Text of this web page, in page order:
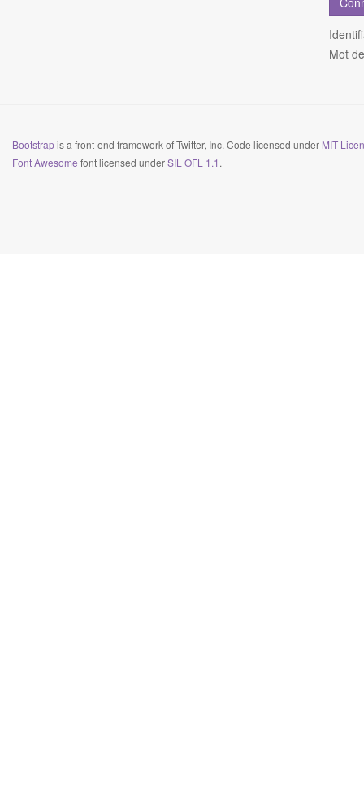
Mot
Bootstrapis a front-end framework of Twitter, Inc. Code licensed under MIT
Font Awesome font licensed underSIL OFL 1.1 .